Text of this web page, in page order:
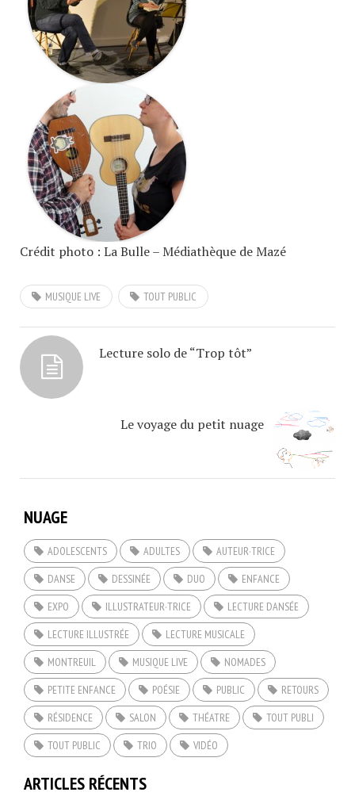
Crédit photo : La Bulle – Médiathèque de Mazé
MUSIQUE LIVE TOUT PUBLIC
Lecture solo de “Trop tôt”
Le voyage du petit nuage
NUAGE
ADOLESCENTS ADULTES
AUTEUR·TRICE
DANSE
DESSINÉE DUO
ENFANCE
EXPO
ILLUSTRATEUR·TRICE
LECTURE DANSÉE
LECTURE ILLUSTRÉE
LECTURE MUSICALE
MONTREUIL
MUSIQUE LIVE
NOMADES
PETITE ENFANCE
POÉSIE PUBLIC
RETOURS
RÉSIDENCE
SALON THÉATRE
TOUT PUBLI
TOUT PUBLIC
TRIO VIDÉO
ARTICLES RÉCENTS